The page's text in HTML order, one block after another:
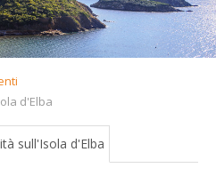
FRA
ESP
d'Elba
sull'Isola d'Elba